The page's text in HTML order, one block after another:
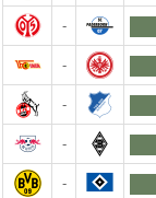
-
-
-
-
-